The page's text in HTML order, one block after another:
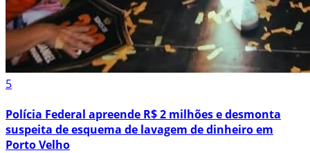
5
Polícia Federal apreende R$ 2 milhões e desmonta
suspeita de esquema de lavagem de dinheiro em
Porto Velho